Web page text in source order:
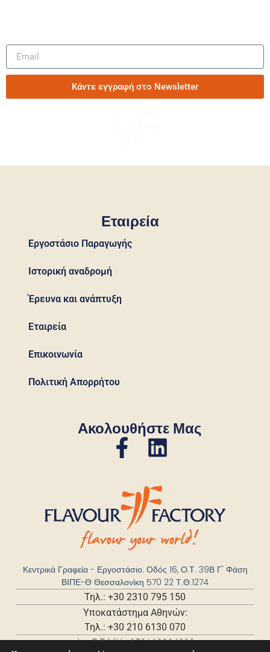
Κάντε εγγραφή στο Newsletter
Κεντρικά Γραφεία - Εργοστάσιο: Οδός 16, Ο.Τ. 39Β Γ' Φάση
ΒΙΠΕ-Θ Θεσσαλονίκη 570 22 Τ.Θ.1274
Τηλ.: +30 2310 795 150
Υποκατάστημα Αθηνών:
Τηλ.: +30 210 6130 070
Αρ. Γ.Ε.ΜΗ.: 059168204000
Εταιρεία
Εργοστάσιο Παραγωγής
Ιστορική αναδρομή
Έρευνα και ανάπτυξη
Εταιρεία
Επικοινωνία
Πολιτική Απορρήτου
Ακολουθήστε Μας